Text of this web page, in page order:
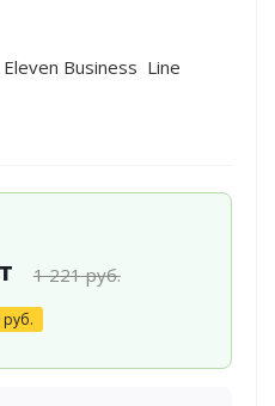
Business Line
1 221руб.
руб.